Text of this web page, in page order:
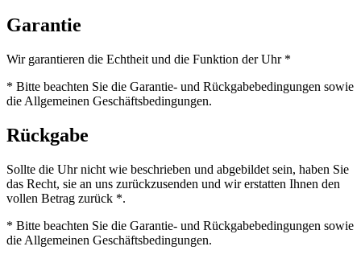
Garantie
Wir garantieren die Echtheit und die Funktion der Uhr *
* Bitte beachten Sie die Garantie- und Rückgabebedingungen sowie
die Allgemeinen Geschäftsbedingungen.
Rückgabe
Sollte die Uhr nicht wie beschrieben und abgebildet sein, haben Sie
das Recht, sie an uns zurückzusenden und wir erstatten Ihnen den
vollen Betrag zurück *.
* Bitte beachten Sie die Garantie- und Rückgabebedingungen sowie
die Allgemeinen Geschäftsbedingungen.